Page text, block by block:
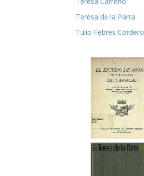
Teresa de la Parra
Tulio Febres Cordero